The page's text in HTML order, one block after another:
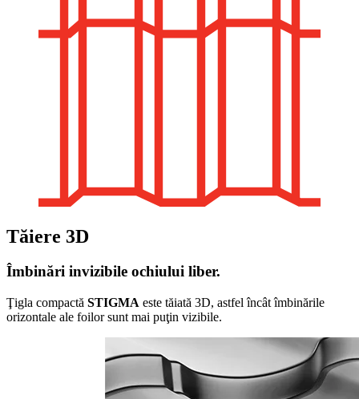
Tăiere 3D
Îmbinări invizibile ochiului liber.
Ţigla compactă STIGMA este tăiată 3D, astfel încât îmbinările
orizontale ale foilor sunt mai puţin vizibile.